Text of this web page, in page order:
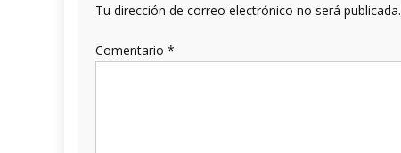
Tu dirección de correo electrónico no será publicada.
Comentario *